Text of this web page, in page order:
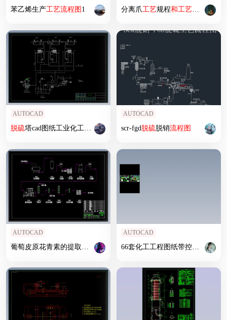
苯乙烯生产工艺流程图1 分离爪工艺规程和工艺装备设计
AUTOCAD
脱硫塔cad图纸工业化工 脱硫CAD图纸素材双碱法脱硫CAD图纸
AUTOCAD
scr-fgd脱硫脱销流程图
AUTOCAD
工艺设计 工艺流程图
AUTOCAD
66套化工工程图纸带控制点 工艺